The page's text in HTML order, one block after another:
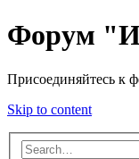
Форум
Присоединяйтесь к
Skip to content